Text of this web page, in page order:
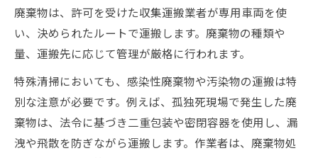
廃棄物は、許可を受けた収集運搬業者が専用車両を使
い、決められたルートで運搬します。廃棄物の種類や
量、運搬先に応じて管理が厳格に行われます。
特殊清掃においても、感染性廃棄物や汚染物の運搬は特
別な注意が必要です。例えば、孤独死現場で発生した廃
棄物は、法令に基づき二重包装や密閉容器を使用し、漏
洩や飛散を防ぎながら運搬します。作業者は、廃棄物処